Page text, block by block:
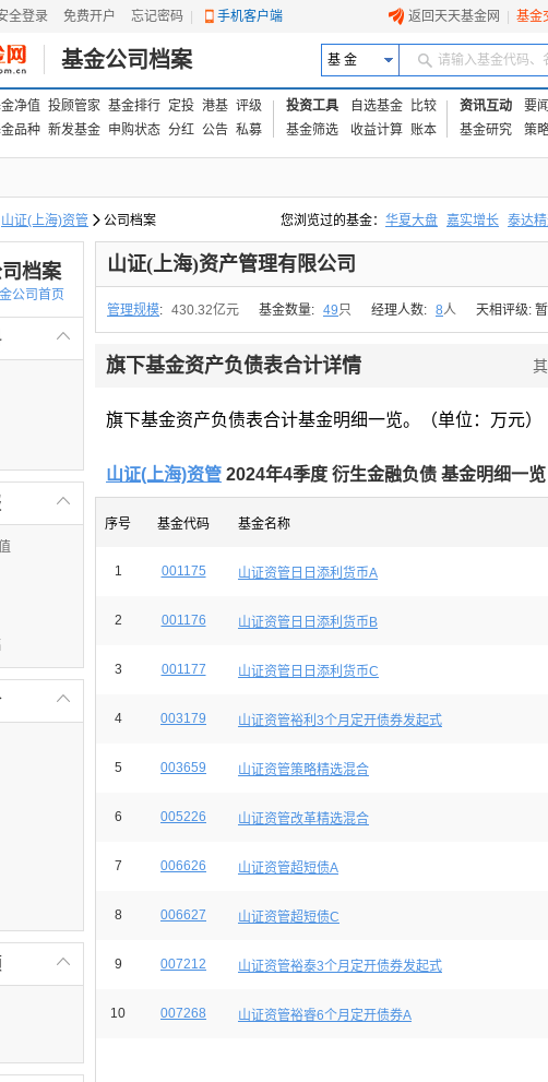
全登录 免费开户 忘记密码 手机客户端 返回天天基金网 基金
基金公司档案 基 金 请输入基金代码、
净值 投顾管家 基金排行 定投 港基 评级
品种 新发基金 申购状态 分红 公告 私募
投资工具 自选基金
比较
基金筛选
收益计算 账本
资讯互动 要闻
基金研究
策
山证(上海)资管  公司档案 您浏览过的基金： 华夏大盘 嘉实增长 泰达
易方达上证中盘ETF联接A
档案
公司首页




山证(上海)资产管理有限公司
管理规模: 430.32亿元 基金数量: 49只 经理人数: 8人 天相评级:
旗下基金资产负债表合计详情
旗下基金资产负债表合计基金明细一览。（单位：万元）
山证(上海)资管 2024年4季度 衍生金融负债 基金明细一览
序号 基金代码 基金名称
1 001175 山证资管日日添利货币A
2 001176 山证资管日日添利货币B
3 001177 山证资管日日添利货币C
4 003179 山证资管裕利3个月定开债券发起式
5 003659 山证资管策略精选混合
6 005226 山证资管改革精选混合
7 006626 山证资管超短债A
8 006627 山证资管超短债C
9 007212 山证资管裕泰3个月定开债券发起式
10 007268 山证资管裕睿6个月定开债券A